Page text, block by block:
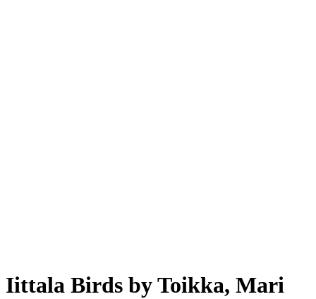
Iittala Birds by Toikka, Mari